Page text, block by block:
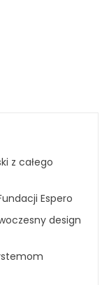
z całego
Espero
design